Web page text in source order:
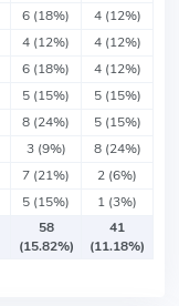
6 (18%)
4 (12%)
4 (12%)
4 (12%)
6 (18%)
4 (12%)
5 (15%)
5 (15%)
8 (24%)
5 (15%)
3 (9%)
8 (24%)
7 (21%)
2 (6%)
5 (15%)
1 (3%)
58
(15.82%)
41
(11.18%)